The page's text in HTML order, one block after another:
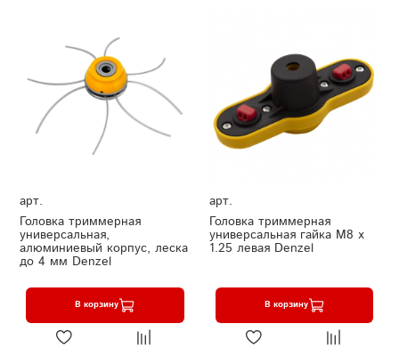
арт.
Головка триммерная
универсальная,
алюминиевый корпус, леска
до 4 мм Denzel
В корзину
арт.
Головка триммерная
универсальная гайка М8 х
1.25 левая Denzel
В корзину